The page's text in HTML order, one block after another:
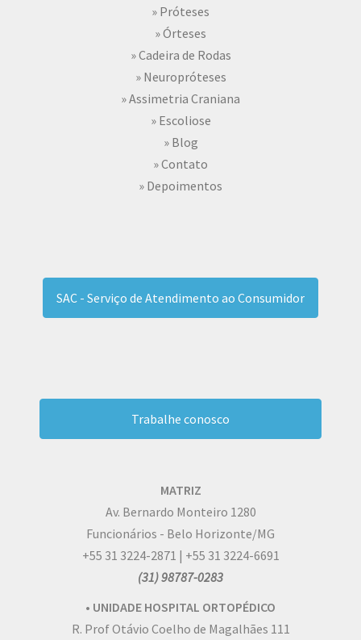
» Próteses
» Órteses
» Cadeira de Rodas
» Neuropróteses
» Assimetria Craniana
» Escoliose
» Blog
» Contato
» Depoimentos
SAC - Serviço de Atendimento ao Consumidor
Trabalhe conosco
MATRIZ
Av. Bernardo Monteiro 1280
Funcionários - Belo Horizonte/MG
+55 31 3224-2871 | +55 31 3224-6691
(31) 98787-0283
• UNIDADE HOSPITAL ORTOPÉDICO
R. Prof Otávio Coelho de Magalhães 111